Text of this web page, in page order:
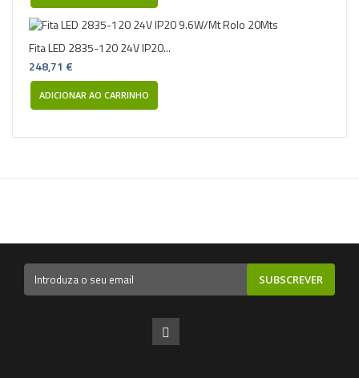
Fita LED 2835-120 24V IP20...
248,71 €
ADICIONAR AO CARRINHO
SUBSCREVER